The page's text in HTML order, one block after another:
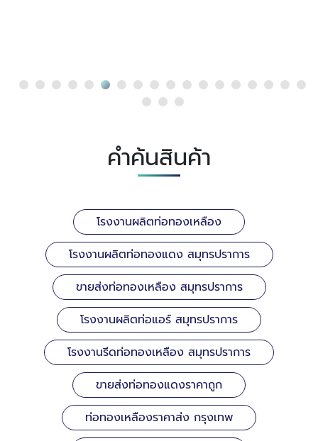
คำค้นสินค้า
โรงงานผลิตท่อทองเหลือง
โรงงานผลิตท่อทองแดง สมุทรปราการ
ขายส่งท่อทองเหลือง สมุทรปราการ
โรงงานผลิตท่อแอร์ สมุทรปราการ
โรงงานรีดท่อทองเหลือง สมุทรปราการ
ขายส่งท่อทองแดงราคาถูก
ท่อทองเหลืองราคาส่ง กรุงเทพ